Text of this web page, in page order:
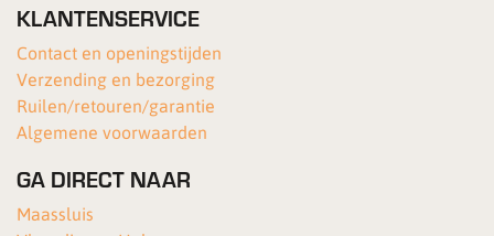
KLANTENSERVICE
Contact en openingstijden
Verzending en bezorging
Ruilen/retouren/garantie
Algemene voorwaarden
GA DIRECT NAAR
Maassluis